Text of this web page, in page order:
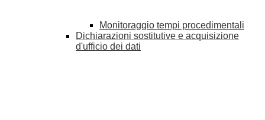
Monitoraggio tempi procedimentali
Dichiarazioni sostitutive e acquisizione
d'ufficio dei dati